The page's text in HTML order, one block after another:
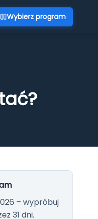
Wybierz program
– wypróbuj
31 dni.